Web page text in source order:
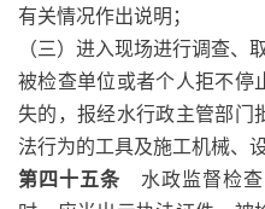
有关情况作出说明；
（三）进入现场进行调查、
被检查单位或者个人拒不停
失的，报经水行政主管部门
法行为的工具及施工机械、设
第四十五条 水政监督检